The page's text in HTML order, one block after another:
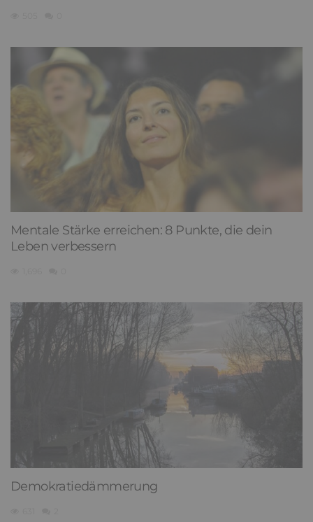
Mentale Stärke erreichen: 8 Punkte, die dein
Leben verbessern
Demokratiedämmerung